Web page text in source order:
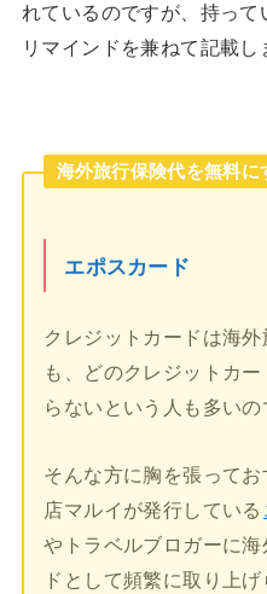
れているのですが、持っ
リマインドを兼ねて記載し
海外旅行保険代を無料に
エポスカード
クレジットカードは海
も、どのクレジットカ
らないという人も多いの
そんな方に胸を張って
店マルイが発行している
やトラベルブロガーに
ドとして頻繁に取り上げ